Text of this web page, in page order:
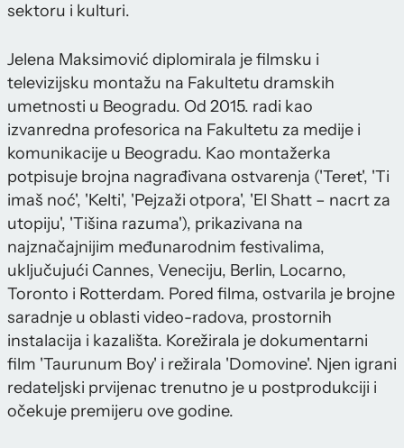
sektoru i kulturi.
Jelena Maksimović diplomirala je filmsku i
televizijsku montažu na Fakultetu dramskih
umetnosti u Beogradu. Od 2015. radi kao
izvanredna profesorica na Fakultetu za medije i
komunikacije u Beogradu. Kao montažerka
potpisuje brojna nagrađivana ostvarenja ('Teret', 'Ti
imaš noć', 'Kelti', 'Pejzaži otpora', 'El Shatt – nacrt za
utopiju', 'Tišina razuma'), prikazivana na
najznačajnijim međunarodnim festivalima,
uključujući Cannes, Veneciju, Berlin, Locarno,
Toronto i Rotterdam. Pored filma, ostvarila je brojne
saradnje u oblasti video-radova, prostornih
instalacija i kazališta. Korežirala je dokumentarni
film 'Taurunum Boy' i režirala 'Domovine'. Njen igrani
redateljski prvijenac trenutno je u postprodukciji i
očekuje premijeru ove godine.